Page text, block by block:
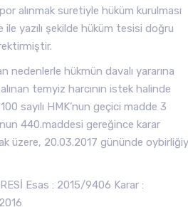
alınmak suretiyle hüküm kurulması
yazılı şekilde hüküm tesisi doğru
nedenlerle hükmün davalı yararına
temyiz harcının istek halinde
sayılı HMK’nun geçici madde 3
440.maddesi gereğince karar
üzere, 20.03.2017 gününde
Esas : 2015/9406 Karar :